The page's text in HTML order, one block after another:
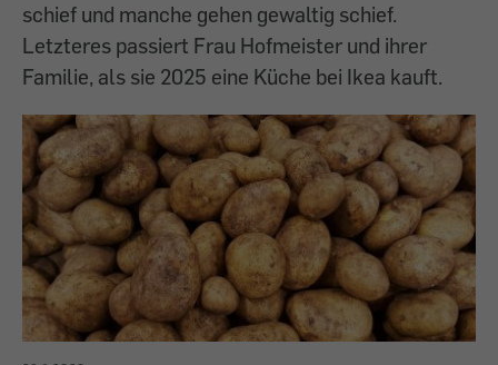
schief und manche gehen gewaltig schief.
Letzteres passiert Frau Hofmeister und ihrer
Familie, als sie 2025 eine Küche bei Ikea kauft.